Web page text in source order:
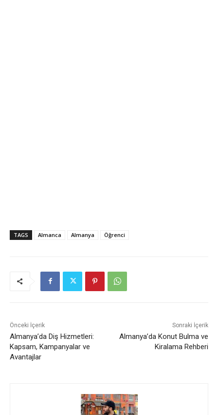
TAGS Almanca Almanya Öğrenci
Önceki İçerik
Almanya’da Diş Hizmetleri:
Kapsam, Kampanyalar ve
Avantajlar
Sonraki İçerik
Almanya’da Konut Bulma ve
Kiralama Rehberi